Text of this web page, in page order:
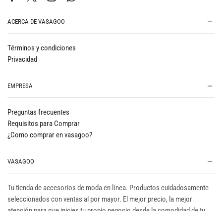
ACERCA DE VASAGOO
Términos y condiciones
Privacidad
EMPRESA
Preguntas frecuentes
Requisitos para Comprar
¿Como comprar en vasagoo?
VASAGOO
Tu tienda de accesorios de moda en línea. Productos cuidadosamente
seleccionados con ventas al por mayor. El mejor precio, la mejor